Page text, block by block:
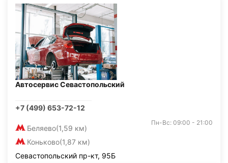
Автосервис Севастопольский
+7 (499) 653-72-12
Беляево(1,59 км)
Коньково(1,87 км)
Пн-Вс: 09:00 - 21:00
Севастопольский пр-кт, 95Б